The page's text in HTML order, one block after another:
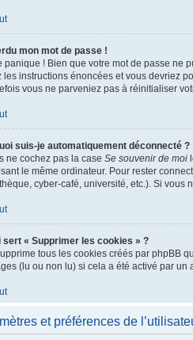
mon mot de passe !
panique ! Bien que votre mot de passe ne
les instructions énoncées et vous devriez
vous ne parveniez pas à réinitialiser
suis-je automatiquement déconnecté ?
ne cochez pas la case Se souvenir de moi
le même ordinateur. Pour rester
cyber-café, université, etc.). Si vous
sert « Supprimer les cookies » ?
tous les cookies créés par phpBB
(lu ou non lu) si cela a été activé par
et préférences de